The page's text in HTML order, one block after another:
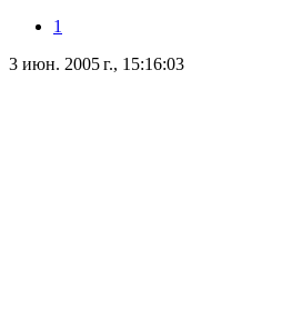
1
3 июн. 2005 г., 15:16:03